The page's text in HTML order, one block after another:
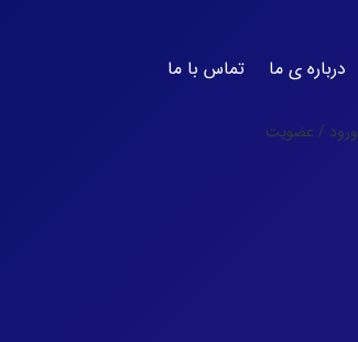
درباره ی ما تماس با ما
ورود / عضویت